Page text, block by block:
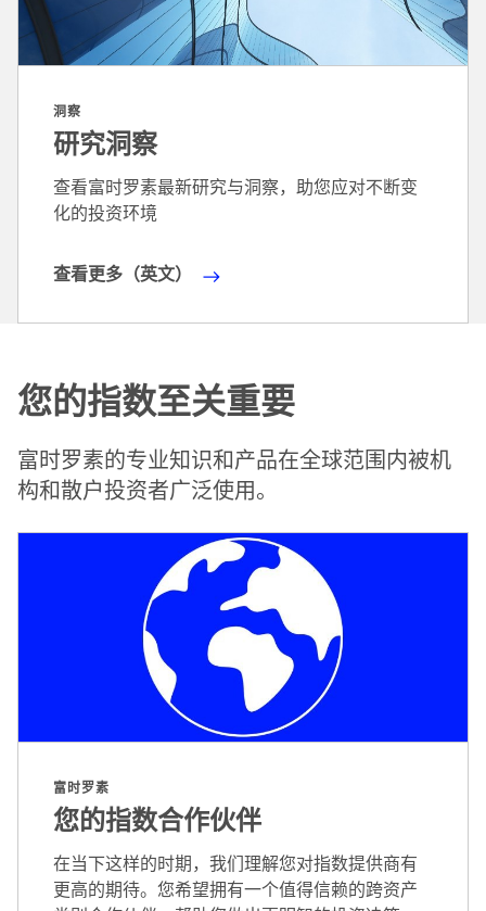
洞察
研究洞察
查看富时罗素最新研究与洞察，助您应对不断变
化的投资环境
查
（
英
文
）
查看更多（英文）
您的指数至关重要
富时罗素的专业知识和产品在全球范围内被机
构和散户投资者广泛使用。
富时罗素
您的指数合作伙伴
在当下这样的时期，我们理解您对指数提供商有
更高的期待。您希望拥有一个值得信赖的跨资产